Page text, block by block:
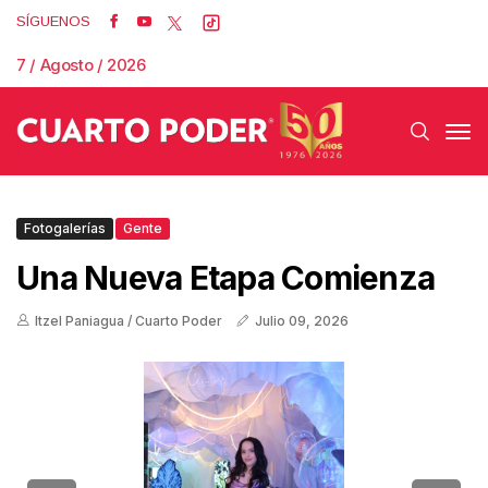
SÍGUENOS
7 / Agosto / 2026
Fotogalerías Gente
Una Nueva Etapa Comienza
Itzel Paniagua / Cuarto Poder Julio 09, 2026